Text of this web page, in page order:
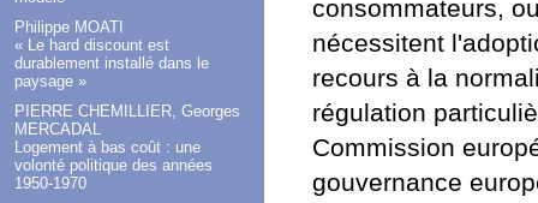
Philippe MOATI
« Le hard discount est
durablement installé dans le
paysage »
PIERRE CHEMILLIER, Georges
MERCADAL
Logement à bas coût : une
volonté politique des années
1950-1970
consommateurs,
nécessitent
recours à la
régulation
Commission
gouvernance